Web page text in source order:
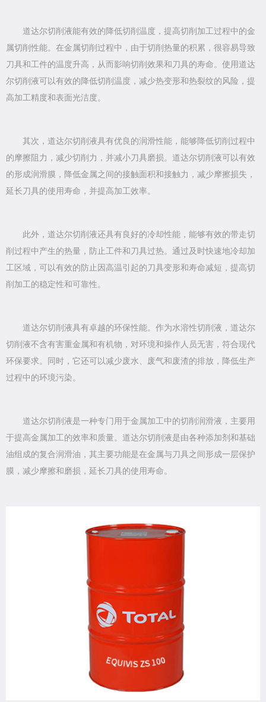
道达尔切削液能有效的降低切削温度，提高切削加工过程中的金
属切削性能。在金属切削过程中，由于切削热量的积累，很容易导致
刀具和工件的温度升高，从而影响切削效果和刀具的寿命。使用道达
尔切削液可以有效的降低切削温度，减少热变形和热裂纹的风险，提
高加工精度和表面光洁度。
其次，道达尔切削液具有优良的润滑性能，能够降低切削过程中
的摩擦阻力，减少切削力，并减小刀具磨损。道达尔切削液可以有效
的形成润滑膜，降低金属之间的接触面积和接触力，减少摩擦损失，
延长刀具的使用寿命，并提高加工效率。
此外，道达尔切削液还具有良好的冷却性能，能够有效的带走切
削过程中产生的热量，防止工件和刀具过热。通过及时快速地冷却加
工区域，可以有效的防止因高温引起的刀具变形和寿命减短，提高切
削加工的稳定性和可靠性。
道达尔切削液具有卓越的环保性能。作为水溶性切削液，道达尔
切削液不含有害重金属和有机物，对环境和操作人员无害，符合现代
环保要求。同时，它还可以减少废水、废气和废渣的排放，降低生产
过程中的环境污染。
道达尔切削液是一种专门用于金属加工中的切削润滑液，主要用
于提高金属加工的效率和质量。道达尔切削液是由各种添加剂和基础
油组成的复合润滑油，其主要功能是在金属与刀具之间形成一层保护
膜，减少摩擦和磨损，延长刀具的使用寿命。